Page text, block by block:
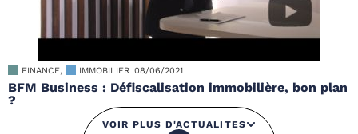
FINANCE, IMMOBILIER 08/06/2021
BFM Business : Défiscalisation immobilière, bon plan
?
VOIR PLUS D'ACTUALITES